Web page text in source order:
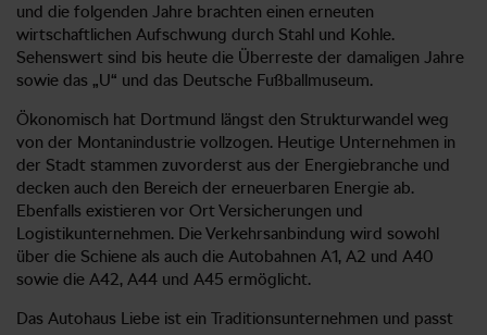
und die folgenden Jahre brachten einen erneuten
wirtschaftlichen Aufschwung durch Stahl und Kohle.
Sehenswert sind bis heute die Überreste der damaligen Jahre
sowie das „U“ und das Deutsche Fußballmuseum.
Ökonomisch hat Dortmund längst den Strukturwandel weg
von der Montanindustrie vollzogen. Heutige Unternehmen in
der Stadt stammen zuvorderst aus der Energiebranche und
decken auch den Bereich der erneuerbaren Energie ab.
Ebenfalls existieren vor Ort Versicherungen und
Logistikunternehmen. Die Verkehrsanbindung wird sowohl
über die Schiene als auch die Autobahnen A1, A2 und A40
sowie die A42, A44 und A45 ermöglicht.
Das Autohaus Liebe ist ein Traditionsunternehmen und passt